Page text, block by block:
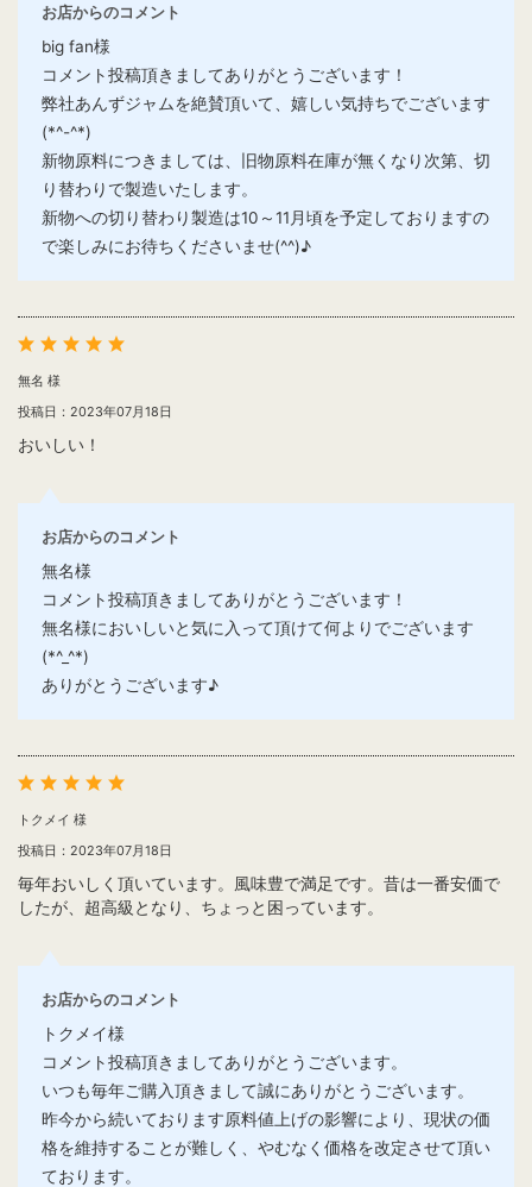
お店からのコメント
big fan様
コメント投稿頂きましてありがとうございます！
弊社あんずジャムを絶賛頂いて、嬉しい気持ちでございます
(*^-^*)
新物原料につきましては、旧物原料在庫が無くなり次第、切
り替わりで製造いたします。
新物への切り替わり製造は10～11月頃を予定しておりますの
で楽しみにお待ちくださいませ(^^)♪
無名 様
投稿日：2023年07月18日
おいしい！
お店からのコメント
無名様
コメント投稿頂きましてありがとうございます！
無名様においしいと気に入って頂けて何よりでございます
(*^_^*)
ありがとうございます♪
トクメイ 様
投稿日：2023年07月18日
毎年おいしく頂いています。風味豊で満足です。昔は一番安価で
したが、超高級となり、ちょっと困っています。
お店からのコメント
トクメイ様
コメント投稿頂きましてありがとうございます。
いつも毎年ご購入頂きまして誠にありがとうございます。
昨今から続いております原料値上げの影響により、現状の価
格を維持することが難しく、やむなく価格を改定させて頂い
ております。